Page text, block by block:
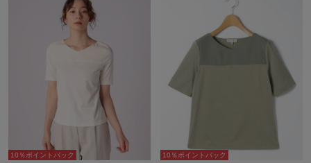
10％ポイントバック
10％ポイントバック